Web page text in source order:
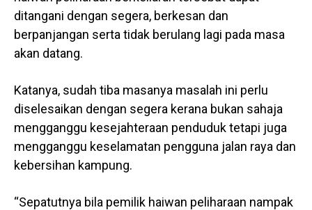
ditangani dengan segera, berkesan dan
berpanjangan serta tidak berulang lagi pada masa
akan datang.
Katanya, sudah tiba masanya masalah ini perlu
diselesaikan dengan segera kerana bukan sahaja
mengganggu kesejahteraan penduduk tetapi juga
mengganggu keselamatan pengguna jalan raya dan
kebersihan kampung.
“Sepatutnya bila pemilik haiwan peliharaan nampak